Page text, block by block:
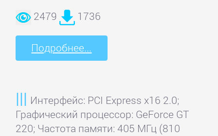
2479 1736
Подробнее...
Интерфейс: PCI Express x16 2.0;
Графический процессор: GeForce GT
220; Частота памяти: 405 МГц (810
Главное
Регистрация